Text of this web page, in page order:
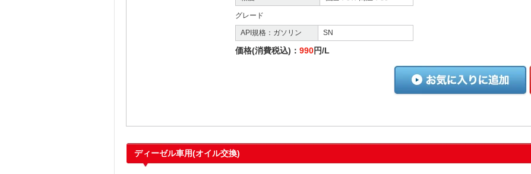
グレード
API規格：ガソリン SN
価格(消費税込)： 990円/L
ディーゼル車用(オイル交換)